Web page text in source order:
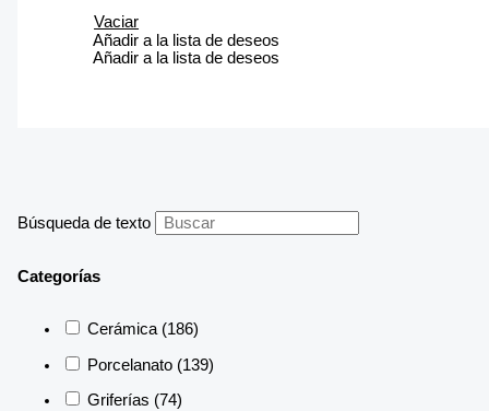
Búsqueda de texto
Categorías
Cerámica (186)
Porcelanato (139)
Griferías (74)
Vaciar
Añadir a la lista de deseos
Añadir a la lista de deseos